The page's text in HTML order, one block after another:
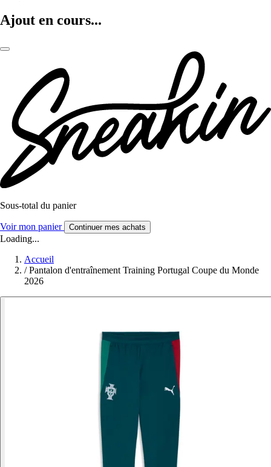
Ajout en cours...
Sous-total du panier
Voir mon panier Continuer mes achats
Loading...
Accueil
/ Pantalon d'entraînement Training Portugal Coupe du Monde
2026